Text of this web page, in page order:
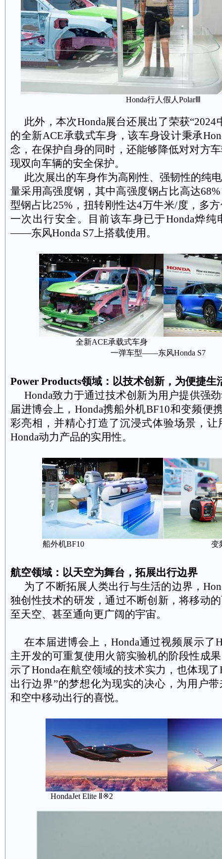
Honda行人假人PolarⅢ
此外，本次Honda展台还展出了荣获“2024
的全新ACE承载式车身，该车身设计秉承
念，在保护自身的同时，还能够降低对对方
现双向车辆的安全保护。
此次展出的车身作为高刚性、强韧性的纯
量采用高强度钢，其中高强度钢占比高达68%
型钢占比25% ，扭转刚性达4万牛米/度，多
一次出行安全。目前该车身已于Honda烨纯
——东风Honda S7 上搭载使用。
全新ACE承载式车身
一弹车型——东风Honda S7
Power Products领域：以技术创新，为便捷生
Honda致力于通过技术创新为用户提供强
届进博会上， Honda携船外机BF10和变频便
彩亮相，并精心打造了沉浸式体验场景，
Honda动力产品的实用性。
船外机BF10变
航空领域：以天空为舞台，拓展出行边界
为了不断拓展人类出行与生活的边界，
独创性技术的研发，通过不断创新，将移动
至天空、甚至通向更广阔的宇宙。
在本届进博会上， Honda通过视频展示了
主开发的可重复使用火箭实验机的阶段性成
示了Honda在航空领域的技术实力，也体现了
出行边界”的梦想化为现实的决心，为用户
和空中移动出行的喜悦。
HondaJet Elite Ⅱ※2 HondaJet